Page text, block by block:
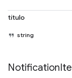
título
string
Notification